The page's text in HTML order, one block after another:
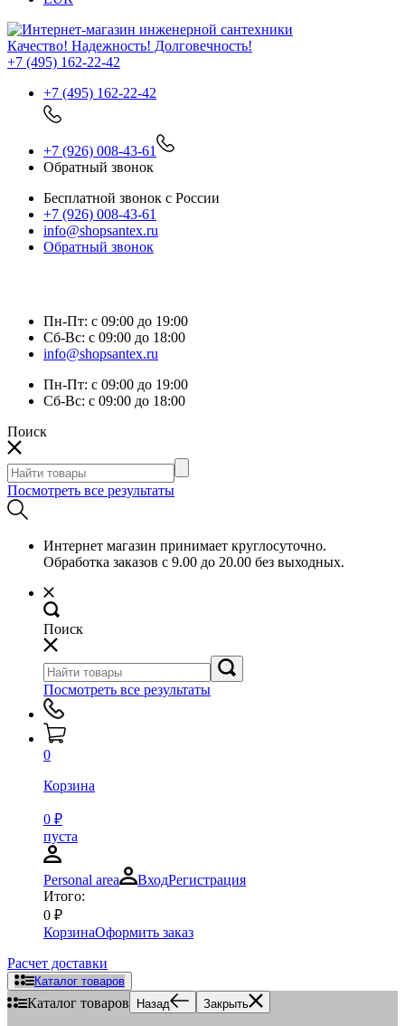
Качество! Надежность! Долговечность!
+7 (495) 162-22-42
+7 (495) 162-22-42
+7 (926) 008-43-61
Обратный звонок
Бесплатной звонок с России
+7 (926) 008-43-61
info@shopsantex.ru
Обратный звонок
Пн-Пт: с 09:00 до 19:00
Сб-Вс: с 09:00 до 18:00
info@shopsantex.ru
Пн-Пт: с 09:00 до 19:00
Сб-Вс: с 09:00 до 18:00
Поиск
Посмотреть все результаты
Интернет магазин принимает круглосуточно.
Обработка заказов с 9.00 до 20.00 без выходных.
Поиск
Посмотреть все результаты
0
Корзина
0 ₽
пуста
Personal area ВходРегистрация
Итого:
0 ₽
КорзинаОформить заказ
Расчет доставки
Каталог товаров
Каталог товаров Назад Закрыть